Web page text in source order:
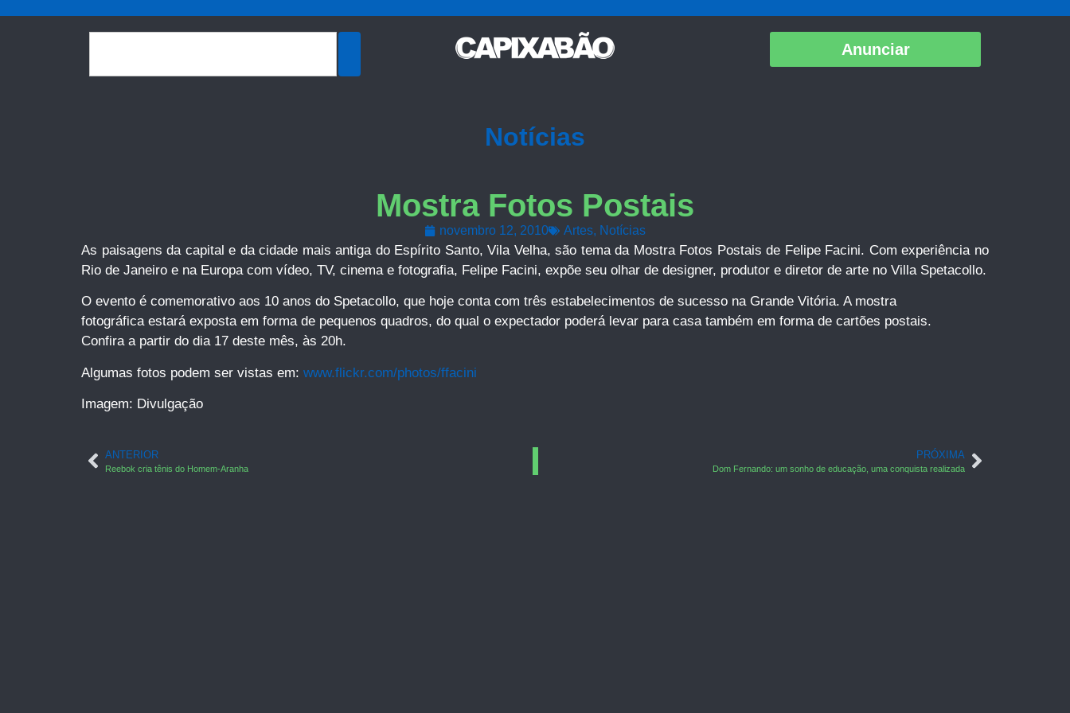
Anunciar
Notícias
Mostra Fotos Postais
novembro 12, 2010 Artes, Notícias
As paisagens da capital e da cidade mais antiga do Espírito Santo, Vila Velha, são tema da Mostra Fotos Postais de Felipe Facini. Com experiência no
Rio de Janeiro e na Europa com vídeo, TV, cinema e fotografia, Felipe Facini, expõe seu olhar de designer, produtor e diretor de arte no Villa Spetacollo.
O evento é comemorativo aos 10 anos do Spetacollo, que hoje conta com três estabelecimentos de sucesso na Grande Vitória. A mostra
fotográfica estará exposta em forma de pequenos quadros, do qual o expectador poderá levar para casa também em forma de cartões postais.
Confira a partir do dia 17 deste mês, às 20h.
Algumas fotos podem ser vistas em: www.flickr.com/photos/ffacini
Imagem: Divulgação
ANTERIOR
Reebok cria tênis do Homem-Aranha
PRÓXIMA
Dom Fernando: um sonho de educação, uma conquista realizada